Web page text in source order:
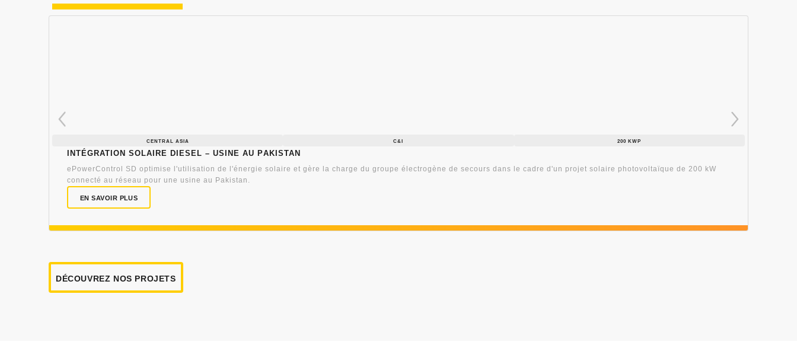
CENTRAL ASIA C&I 200 KWP
Intégration solaire diesel – Usine au Pakistan
ePowerControl SD optimise l'utilisation de l'énergie solaire et gère la charge du groupe électrogène de secours dans le cadre d'un projet solaire photovoltaïque de 200 kW
connecté au réseau pour une usine au Pakistan.
EN SAVOIR PLUS
DÉCOUVREZ NOS PROJETS